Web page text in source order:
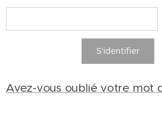
S'identifier
Avez-vous oublié votre mot